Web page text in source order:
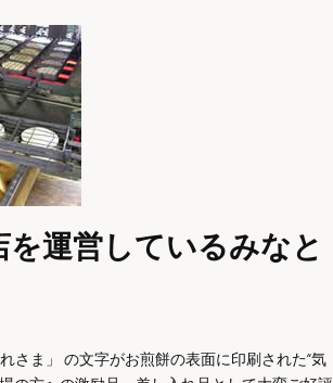
運営しているみなと
さま」 の文字がお煎餅の表面に印刷された“気